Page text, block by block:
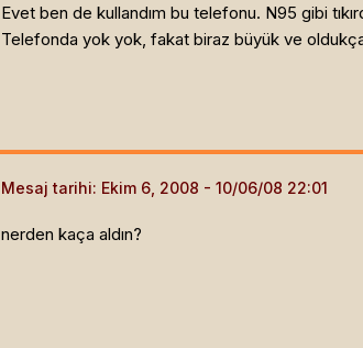
Evet ben de kullandım bu telefonu. N95 gibi
Telefonda yok yok, fakat biraz büyük ve
Mesaj tarihi: Ekim 6, 2008
nerden kaça aldın?